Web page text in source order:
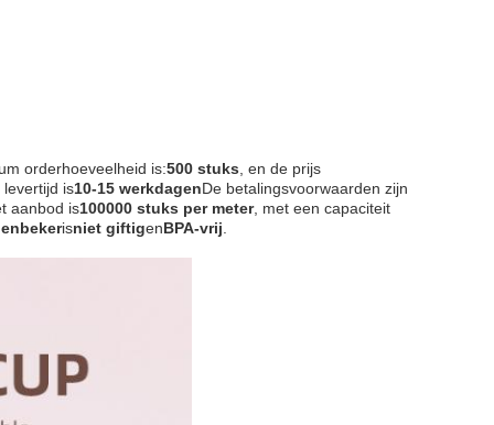
orderhoeveelheid is:500 stuks , en de prijs
levertijd is10-15 werkdagenDe betalingsvoorwaarden zijn
aanbod is100000 stuks per meter, met een capaciteit
isniet giftigenBPA-vrij